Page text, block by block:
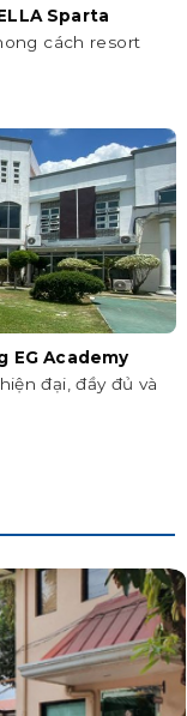
Sparta
cách resort
EG Academy
đại, đầy đủ và